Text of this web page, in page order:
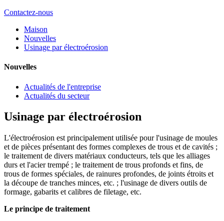
Contactez-nous
Maison
Nouvelles
Usinage par électroérosion
Nouvelles
Actualités de l'entreprise
Actualités du secteur
Usinage par électroérosion
L'électroérosion est principalement utilisée pour l'usinage de moules
et de pièces présentant des formes complexes de trous et de cavités ;
le traitement de divers matériaux conducteurs, tels que les alliages
durs et l'acier trempé ; le traitement de trous profonds et fins, de
trous de formes spéciales, de rainures profondes, de joints étroits et
la découpe de tranches minces, etc. ; l'usinage de divers outils de
formage, gabarits et calibres de filetage, etc.
Le principe de traitement